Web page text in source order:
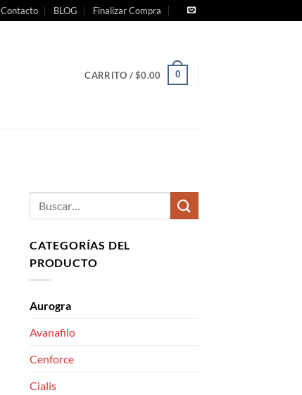
Contacto BLOG Finalizar Compra
CARRITO /$0.00 0
CATEGORÍAS DEL
PRODUCTO
Aurogra
Avanafilo
Cenforce
Cialis